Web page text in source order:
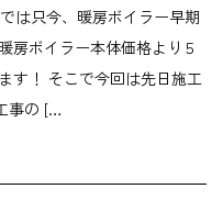
は只今、暖房ボイラー早期
房ボイラー本体価格より５
す！ そこで今回は先日施工
事の […